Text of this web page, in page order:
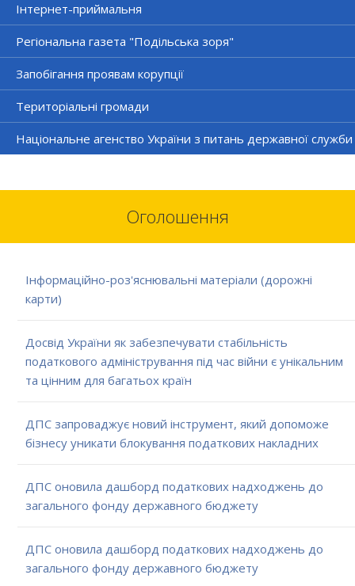
Інтернет-приймальня
Регіональна газета "Подільська зоря"
Запобігання проявам корупції
Територіальні громади
Національне агенство України з питань державної служби
Оголошення
Інформаційно-роз'яснювальні матеріали (дорожні
карти)
Досвід України як забезпечувати стабільність
податкового адміністрування під час війни є унікальним
та цінним для багатьох країн
ДПС запроваджує новий інструмент, який допоможе
бізнесу уникати блокування податкових накладних
ДПС оновила дашборд податкових надходжень до
загального фонду державного бюджету
ДПС оновила дашборд податкових надходжень до
загального фонду державного бюджету